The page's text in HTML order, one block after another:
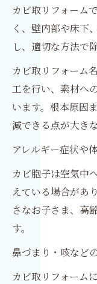
カビ取リフォーム
く、壁内部や床下
し、適切な方法で
カビ取リフォーム
工を行い、素材へ
います。根本原因
減できる点が大き
アレルギー症状や
カビ胞子は空気中
えている場合があ
さなお子さま、高
す。
鼻づまり・咳など
カビ取リフォーム